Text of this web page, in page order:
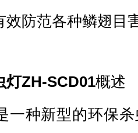
效防范各种鳞翅目
灯ZH-SCD01概述
一种新型的环保